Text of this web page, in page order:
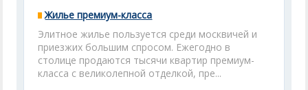
Жилье премиум-класса
Элитное жилье пользуется среди москвичей и
приезжих большим спросом. Ежегодно в
столице продаются тысячи квартир премиум-
класса с великолепной отделкой, пре...